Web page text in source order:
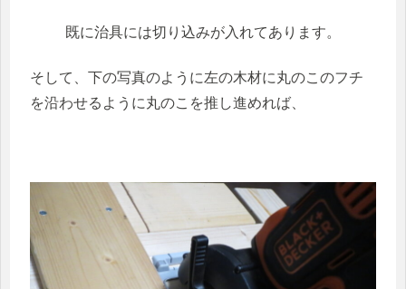
既に治具には切り込みが入れてあります。
そして、下の写真のように左の木材に丸のこのフチ
を沿わせるように丸のこを推し進めれば、